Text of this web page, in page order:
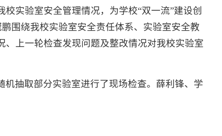
实验室安全管理情况，为学校“双一流”建设创
围绕我校实验室安全责任体系、实验室安全教
上一轮检查发现问题及整改情况对我校实验室
抽取部分实验室进行了现场检查。薛利锋、学